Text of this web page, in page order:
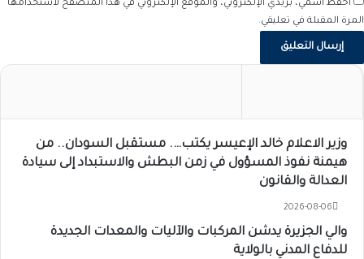
احفظ اسمي، بريدي الإلكتروني، والموقع الإلكتروني في هذا المتصفح لاستخدامها
المرة المقبلة في تعليقي.
وزير الاعلام خالد الإعيسر يكتب…. مستقبل السودان.. من
هيمنة نفوذ المسؤول في زمن البطش والاستبداد إلى سيادة
العدالة والقانون
2026-08-06
والي الجزيرة يدشن المركبات والآليات والمعدات الجديدة
للدفاع المدني بالولاية